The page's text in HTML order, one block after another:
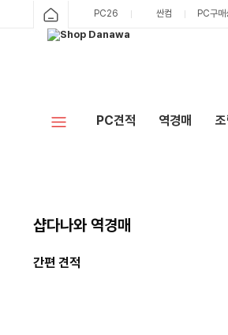
PC26 싼컴 PC구매
PC견적 역경매
샵다나와 역경매
간편 견적